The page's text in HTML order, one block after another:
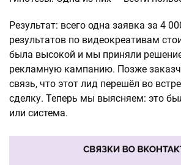
Результат: всего одна заявка за 4
результатов по видеокреативам
была высокой и мы приняли
рекламную кампанию. Позже
связь, что этот лид перешёл во
сделку. Теперь мы выясняем: это
или система.